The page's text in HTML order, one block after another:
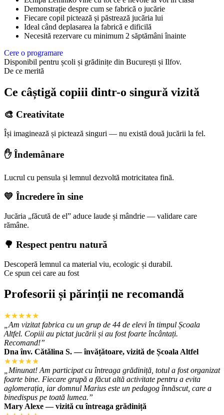
Demonstrație despre cum se fabrică o jucărie
Fiecare copil pictează și păstrează jucăria lui
Ideal când deplasarea la fabrică e dificilă
Necesită rezervare cu minimum 2 săptămâni înainte
Cere o programare
Disponibil pentru școli și grădinițe din București și Ilfov.
De ce merită
Ce câștigă copiii dintr-o singură vizită
🎨 Creativitate
Își imaginează și pictează singuri — nu există două jucării la fel.
✋ Îndemânare
Lucrul cu pensula și lemnul dezvoltă motricitatea fină.
💛 Încredere în sine
Jucăria „făcută de el” aduce laude și mândrie — validare care
rămâne.
🌳 Respect pentru natură
Descoperă lemnul ca material viu, ecologic și durabil.
Ce spun cei care au fost
Profesorii și părinții ne recomandă
★★★★★
„Am vizitat fabrica cu un grup de 44 de elevi în timpul Școala
Altfel. Copiii au pictat jucării și au fost foarte încântați.
Recomand!”
Dna înv. Cătălina S. — învățătoare, vizită de Școala Altfel
★★★★★
„Minunat! Am participat cu întreaga grădiniță, totul a fost organizat
foarte bine. Fiecare grupă a făcut altă activitate pentru a evita
aglomerația, iar domnul Marius este un pedagog înnăscut, care a
binedispus pe toată lumea.”
Mary Alexe — vizită cu întreaga grădiniță